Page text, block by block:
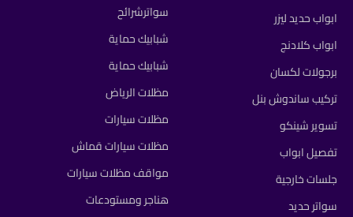
ابواب حديد ليزر
ابواب كلادنج
برجولات لكسان
تركيب ساندوش بنل
تسوير شينكو
تفصيل ابواب
جلسات خارجية
سواتر حديد
سواترشرائح
شبابيك حماية
شبابيك حماية
مظلات الرياض
مظلات سيارات
مظلات سيارات قماش
مواقف مظلات سيارات
هناجر ومستودعات